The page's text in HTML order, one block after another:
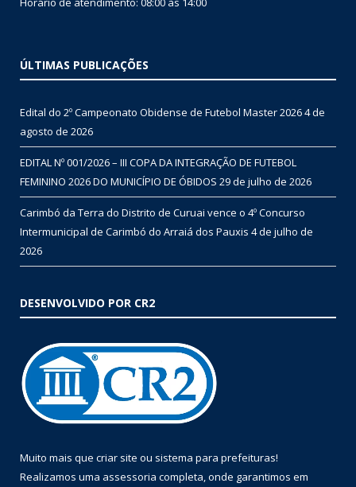
ÚLTIMAS PUBLICAÇÕES
Edital do 2º Campeonato Obidense de Futebol Master 20264 de
agosto de 2026
EDITAL Nº 001/2026 – III COPA DA INTEGRAÇÃO DE FUTEBOL
FEMININO 2026 DO MUNICÍPIO DE ÓBIDOS 29 de julho de 2026
Carimbó da Terra do Distrito de Curuai vence o 4º Concurso
Intermunicipal de Carimbó do Arraiá dos Pauxis 4 de julho de
2026
DESENVOLVIDO POR CR2
Muito mais que criar site ou sistema para prefeituras!
Realizamos uma assessoria completa, onde garantimos em